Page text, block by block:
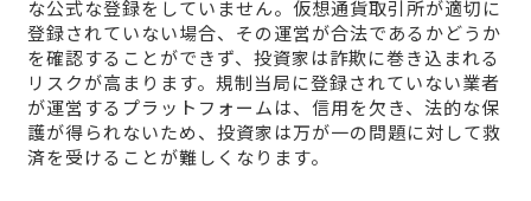
な公式な登録をしていません。仮想通貨取引所が適切に
登録されていない場合、その運営が合法であるかどうか
を確認することができず、投資家は詐欺に巻き込まれる
リスクが高まります。規制当局に登録されていない業者
が運営するプラットフォームは、信用を欠き、法的な保
護が得られないため、投資家は万が一の問題に対して救
済を受けることが難しくなります。